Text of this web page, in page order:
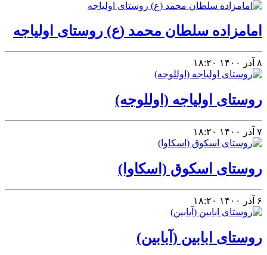
امامزاده سلطان محمد (ع) روستای اولیاجه
۸ آذر ۱۴۰۰ ۱۸:۲۰
روستای اولیاجه (اوللوجه)
۷ آذر ۱۴۰۰ ۱۸:۲۰
روستای اسکوق (اسکاوا)
۶ آذر ۱۴۰۰ ۱۸:۲۰
روستای ابابین (آبابین)